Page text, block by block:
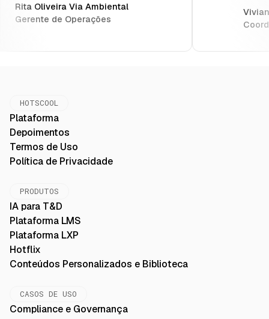
Rita Oliveira Via Ambiental
Gerente de Operações
HOTSCOOL
Plataforma
Depoimentos
Termos de Uso
Política de Privacidade
PRODUTOS
IA para T&D
Plataforma LMS
Plataforma LXP
Hotflix
Conteúdos Personalizados e Biblioteca
CASOS DE USO
Compliance e Governança